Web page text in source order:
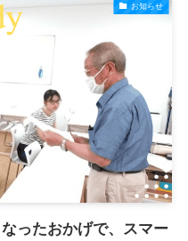
お知らせ
ったおかげで、スマー